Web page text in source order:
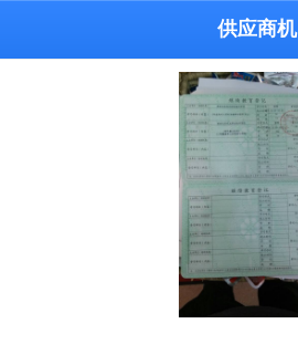
供应商机